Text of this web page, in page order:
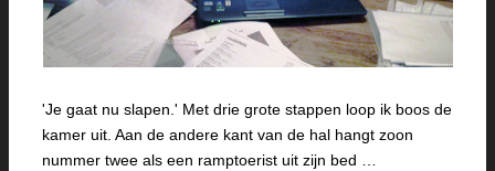
'Je gaat nu slapen.' Met drie grote stappen loop ik boos de
kamer uit. Aan de andere kant van de hal hangt zoon
nummer twee als een ramptoerist uit zijn bed …